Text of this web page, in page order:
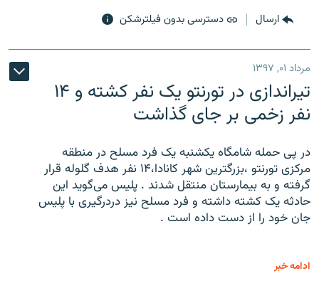
ارسال دسترسی بدون فیلترشکن
مرداد ۰۱, ۱۳۹۷
تیراندازی در تورنتو یک نفر کشته و ۱۴
نفر زخمی بر جای گذاشت
در پی حمله شامگاه یکشنبه یک فرد مسلح در منطقه
مرکزی تورنتو ،‌بزرگترین شهر کانادا،۱۴ نفر هدف گلوله قرار
گرفته و به بیمارستان منتقل شدند . پلیس می‌گوید این
حادثه یک کشته داشته و فرد مسلح نیز دردرگیری با پلیس
جان خود را از دست داده است .
ادامه خبر